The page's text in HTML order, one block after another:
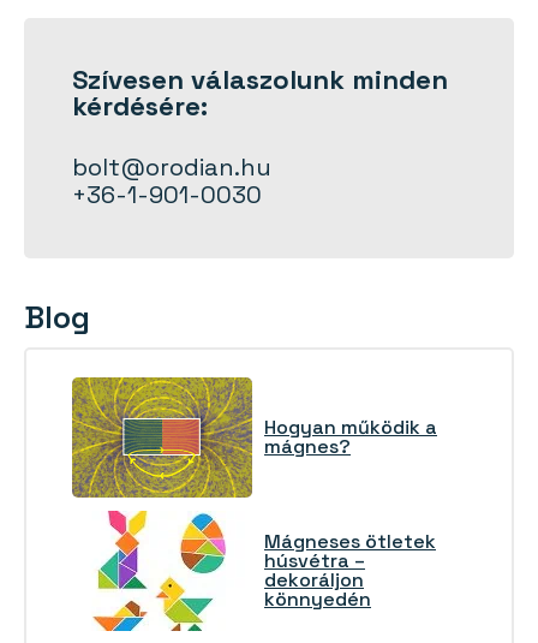
Szívesen válaszolunk minden
kérdésére:
bolt@orodian.hu
+36-1-901-0030
Blog
Hogyan működik a
mágnes?
Mágneses ötletek
húsvétra –
dekoráljon
könnyedén